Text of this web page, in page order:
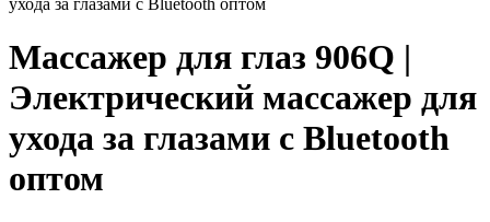
Массажер для глаз 906Q |
Электрический массажер для
ухода за глазами с Bluetooth
оптом